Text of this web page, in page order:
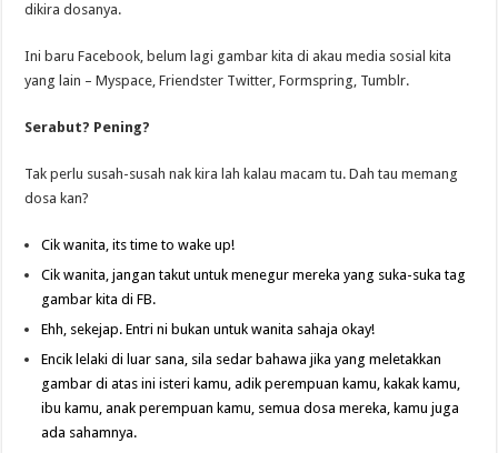
dikira dosanya.
Ini baru Facebook, belum lagi gambar kita di akau media sosial kita
yang lain – Myspace, Friendster Twitter, Formspring, Tumblr.
Serabut? Pening?
Tak perlu susah-susah nak kira lah kalau macam tu. Dah tau memang
dosa kan?
Cik wanita, its time to wake up!
Cik wanita, jangan takut untuk menegur mereka yang suka-suka tag
gambar kita di FB.
Ehh, sekejap. Entri ni bukan untuk wanita sahaja okay!
Encik lelaki di luar sana, sila sedar bahawa jika yang meletakkan
gambar di atas ini isteri kamu, adik perempuan kamu, kakak kamu,
ibu kamu, anak perempuan kamu, semua dosa mereka, kamu juga
ada sahamnya.